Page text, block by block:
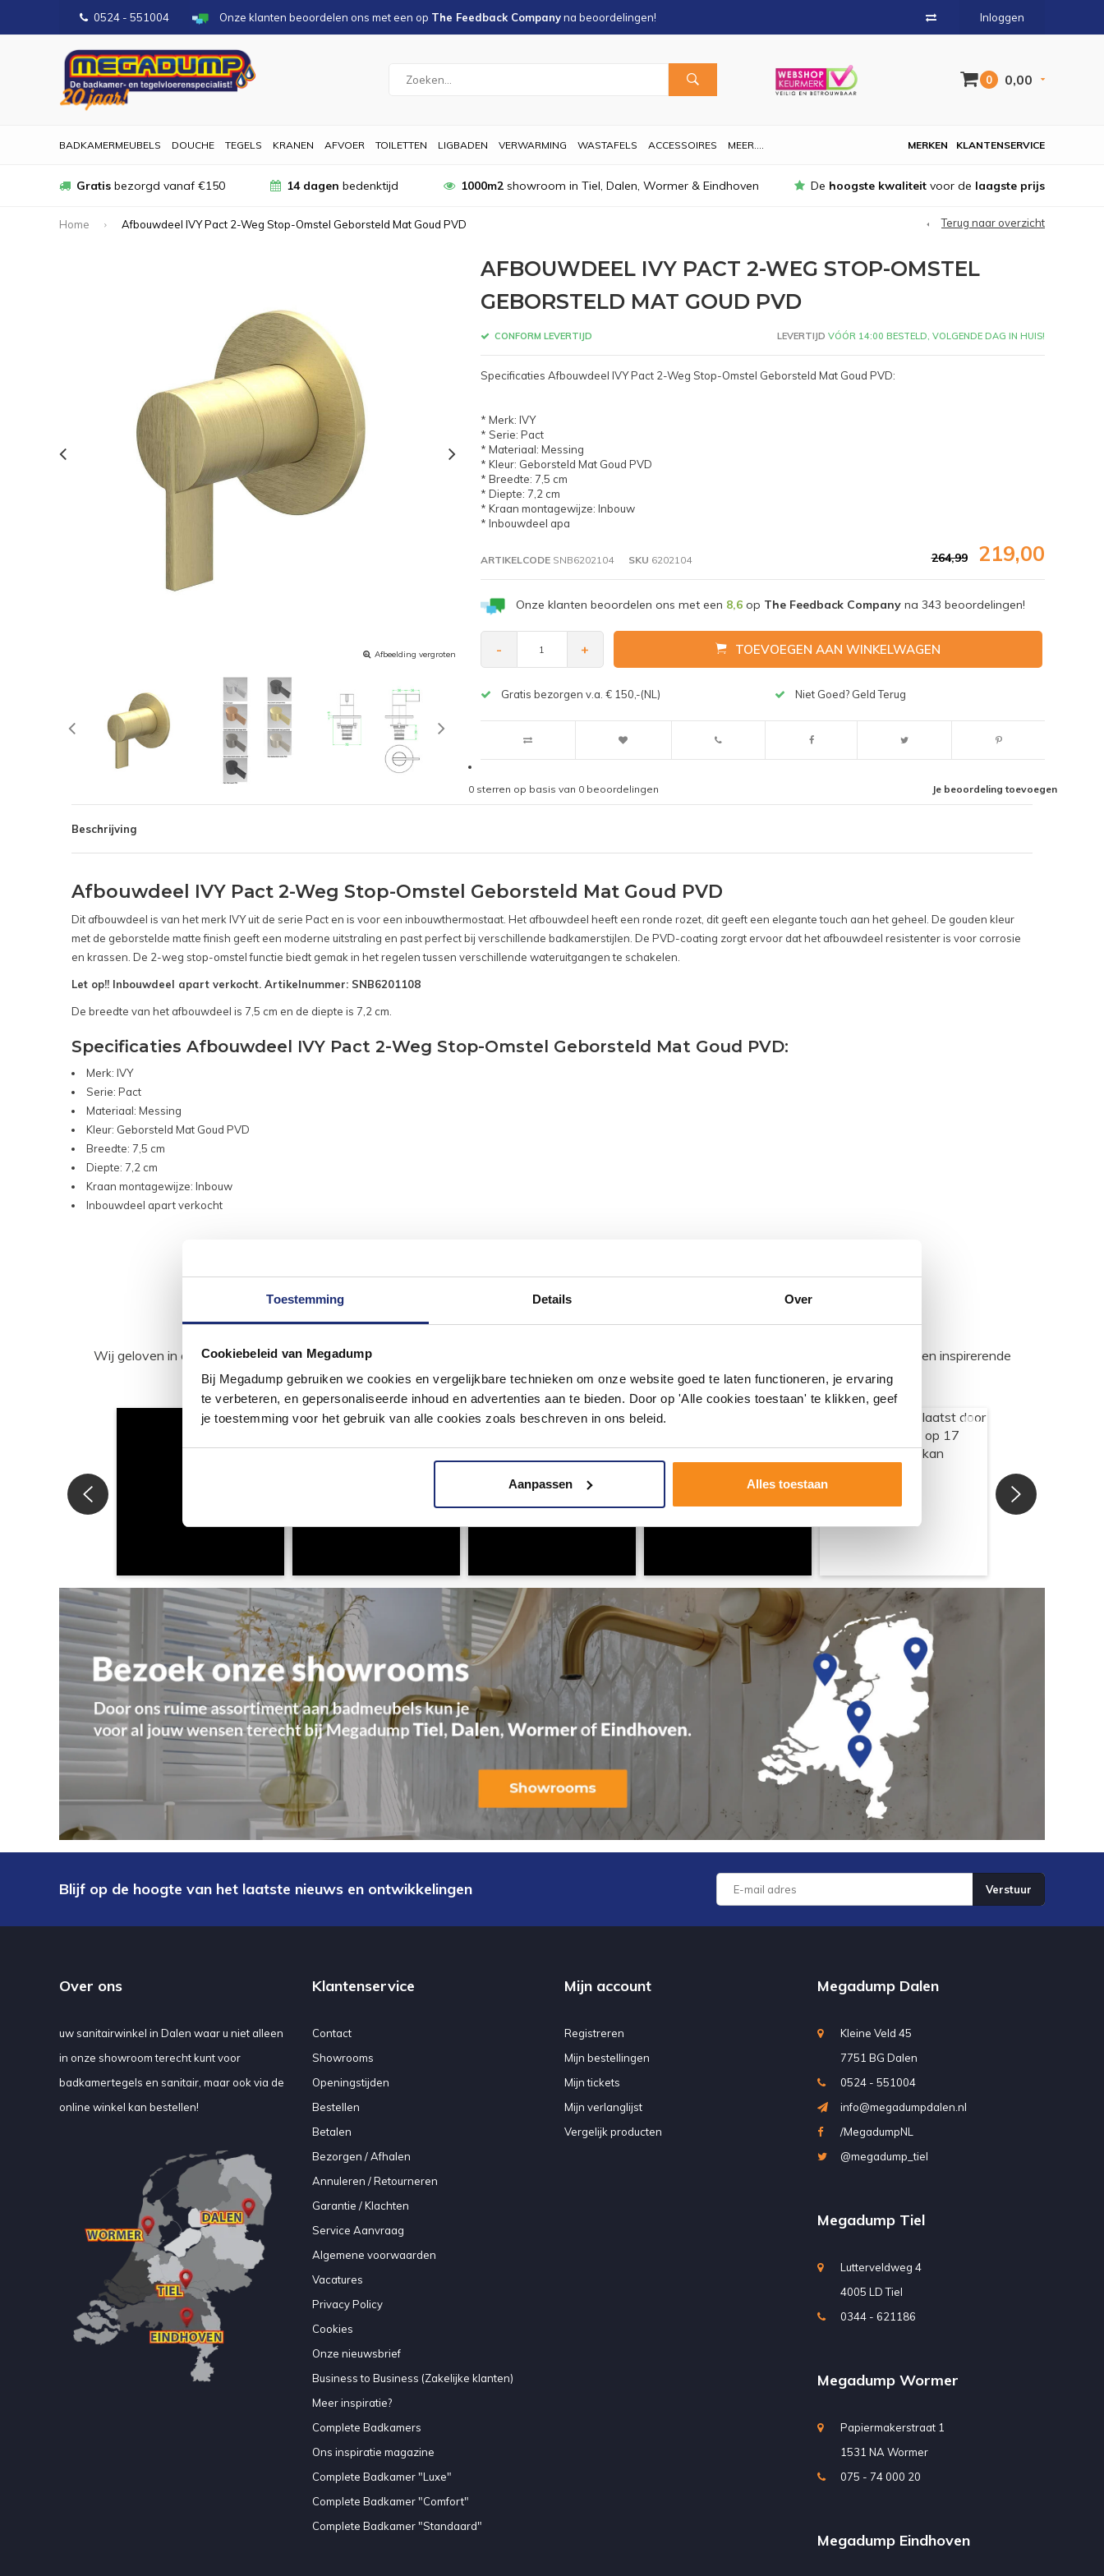
Toestemming Details Over
Cookiebeleid van Megadump
Bij Megadump gebruiken we cookies en vergelijkbare technieken om onze website goed te laten functioneren, je ervaring
te verbeteren, en gepersonaliseerde inhoud en advertenties aan te bieden. Door op 'Alle cookies toestaan' te klikken, geef
je toestemming voor het gebruik van alle cookies zoals beschreven in ons beleid.
Aanpassen Alles toestaan
0524 - 551004 Onze klanten beoordelen ons met een op The Feedback Companyna beoordelingen! Inloggen
0 0,00
BADKAMERMEUBELS DOUCHE TEGELS KRANEN AFVOER TOILETTEN LIGBADEN VERWARMING WASTAFELS ACCESSOIRES MEER.... KLANTENSERVICE
MERKEN
Gratis bezorgd vanaf €150 14 dagen bedenktijd 1000m2showroom in Tiel, Dalen, Wormer & Eindhoven De hoogste kwaliteit voor de laagste prijs
Home Afbouwdeel IVY Pact 2-Weg Stop-Omstel Geborsteld Mat Goud PVD Terug naar overzicht
Afbeelding vergroten Afbeelding vergroten
AFBOUWDEEL IVY PACT 2-WEG STOP-OMSTEL
GEBORSTELD MAT GOUD PVD
CONFORM LEVERTIJD LEVERTIJD VÓÓR 14:00 BESTELD, VOLGENDE DAG IN HUIS!
Specificaties Afbouwdeel IVY Pact 2-Weg Stop-Omstel Geborsteld Mat Goud PVD:
* Merk: IVY
* Serie: Pact
* Materiaal: Messing
* Kleur: Geborsteld Mat Goud PVD
* Breedte: 7,5 cm
* Diepte: 7,2 cm
* Kraan montagewijze: Inbouw
* Inbouwdeel apa
ARTIKELCODESNB6202104 SKU 6202104 264,99 219,00
Onze klanten beoordelen ons met een 8,6op The Feedback Companyna 343 beoordelingen!
- + TOEVOEGEN AAN WINKELWAGEN
Gratis bezorgen v.a. € 150,-(NL) Niet Goed? Geld Terug
Je beoordeling toevoegen
0sterren op basis van 0beoordelingen
Beschrijving
Afbouwdeel IVY Pact 2-Weg Stop-Omstel Geborsteld Mat Goud PVD
Dit afbouwdeel is van het merk IVY uit de serie Pact en is voor een inbouwthermostaat. Het afbouwdeel heeft een ronde rozet, dit geeft een elegante touch aan het geheel. De gouden kleur
met de geborstelde matte finish geeft een moderne uitstraling en past perfect bij verschillende badkamerstijlen. De PVD-coating zorgt ervoor dat het afbouwdeel resistenter is voor corrosie
en krassen. De 2-weg stop-omstel functie biedt gemak in het regelen tussen verschillende wateruitgangen te schakelen.
Let op!! Inbouwdeel apart verkocht. Artikelnummer: SNB6201108
De breedte van het afbouwdeel is 7,5 cm en de diepte is 7,2 cm.
Specificaties Afbouwdeel IVY Pact 2-Weg Stop-Omstel Geborsteld Mat Goud PVD:
Merk: IVY
Serie: Pact
Materiaal: Messing
Kleur: Geborsteld Mat Goud PVD
Breedte: 7,5 cm
Diepte: 7,2 cm
Kraan montagewijze: Inbouw
Inbouwdeel apart verkocht
#mijndroombadkamer
Wij geloven in de kracht van delen. Deel jouw badkamer op Instagram met #mijndroombadkamer en tag @megadumpnl. Samen bouwen we een inspirerende
Blijf op de hoogte van het laatste nieuws en ontwikkelingen Verstuur
Over ons
uw sanitairwinkel in Dalen waar u niet alleen
in onze showroom terecht kunt voor
badkamertegels en sanitair, maar ook via de
online winkel kan bestellen!
Klantenservice
Contact
Showrooms
Openingstijden
Bestellen
Betalen
Bezorgen / Afhalen
Annuleren / Retourneren
Garantie / Klachten
Service Aanvraag
Algemene voorwaarden
Vacatures
Privacy Policy
Cookies
Onze nieuwsbrief
Business to Business (Zakelijke klanten)
Meer inspiratie?
Complete Badkamers
Ons inspiratie magazine
Complete Badkamer "Luxe"
Complete Badkamer "Comfort"
Complete Badkamer "Standaard"
Mijn account
Registreren
Mijn bestellingen
Mijn tickets
Mijn verlanglijst
Vergelijk producten
Megadump Dalen
Kleine Veld 45
7751 BG Dalen
0524 - 551004
info@megadumpdalen.nl
/MegadumpNL
@megadump_tiel
Megadump Tiel
Lutterveldweg 4
4005 LD Tiel
0344 - 621186
Megadump Wormer
Papiermakerstraat 1
1531 NA Wormer
075 - 74 000 20
Megadump Eindhoven